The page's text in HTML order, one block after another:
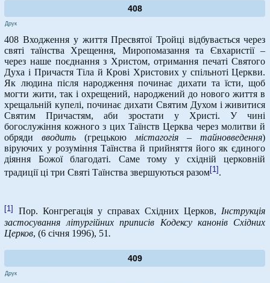
408
Друк
408 Входження у життя Пресвятої Тройці відбувається через
святі таїнства Хрещення, Миропомазання та Євхаристії –
через наше поєднання з Христом, отримання печаті Святого
Духа і Причастя Тіла й Крові Христових у спільноті Церкви.
Як людина після народження починає дихати та їсти, щоб
могти жити, так і охрещений, народжений до нового життя в
хрещальній купелі, починає дихати Святим Духом і живитися
Святим Причастям, аби зростати у Христі. У чині
богослужіння кожного з цих Таїнств Церква через молитви й
обрядивводить (грецькою містагогія – тайновведення)
віруючих у розуміння Таїнства й прийняття його як єдиного
діяння Божої благодаті. Саме тому у східній церковній
традиції ці три Святі Таїнства звершуються разом[1] .
[1] Пор. Конгрегація у справах Східних Церков,Інструкція
застосування літургійних приписів Кодексу канонів Східних
Церков, (6 січня 1996), 51.
409
Друк